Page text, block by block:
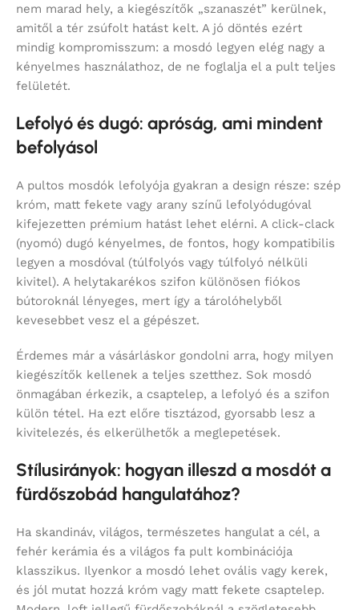
nem marad hely, a kiegészítők „szanaszét” kerülnek,
amitől a tér zsúfolt hatást kelt. A jó döntés ezért
mindig kompromisszum: a mosdó legyen elég nagy a
kényelmes használathoz, de ne foglalja el a pult teljes
felületét.
Lefolyó és dugó: apróság, ami mindent
befolyásol
A pultos mosdók lefolyója gyakran a design része: szép
króm, matt fekete vagy arany színű lefolyódugóval
kifejezetten prémium hatást lehet elérni. A click-clack
(nyomó) dugó kényelmes, de fontos, hogy kompatibilis
legyen a mosdóval (túlfolyós vagy túlfolyó nélküli
kivitel). A helytakarékos szifon különösen fiókos
bútoroknál lényeges, mert így a tárolóhelyből
kevesebbet vesz el a gépészet.
Érdemes már a vásárláskor gondolni arra, hogy milyen
kiegészítők kellenek a teljes szetthez. Sok mosdó
önmagában érkezik, a csaptelep, a lefolyó és a szifon
külön tétel. Ha ezt előre tisztázod, gyorsabb lesz a
kivitelezés, és elkerülhetők a meglepetések.
Stílusirányok: hogyan illeszd a mosdót a
fürdőszobád hangulatához?
Ha skandináv, világos, természetes hangulat a cél, a
fehér kerámia és a világos fa pult kombinációja
klasszikus. Ilyenkor a mosdó lehet ovális vagy kerek,
és jól mutat hozzá króm vagy matt fekete csaptelep.